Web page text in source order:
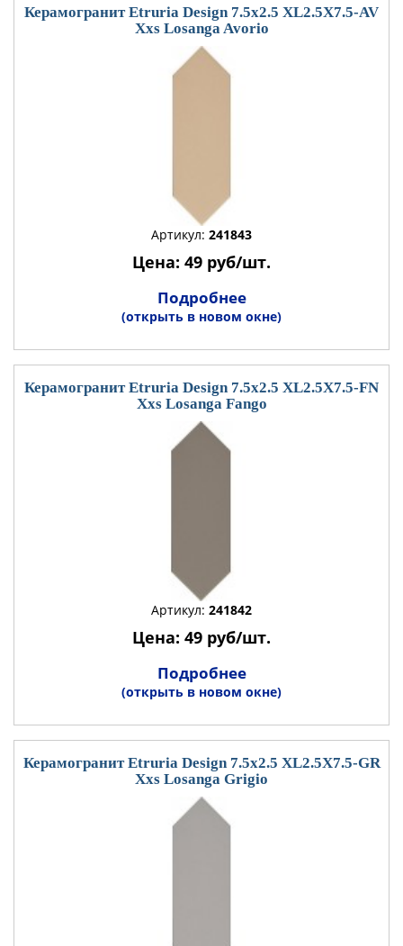
Керамогранит Etruria Design 7.5x2.5 XL2.5X7.5-AV
Xxs Losanga Avorio
Артикул: 241843
Цена: 49 руб/шт.
Подробнее
(открыть в новом окне)
Керамогранит Etruria Design 7.5x2.5 XL2.5X7.5-FN
Xxs Losanga Fango
Артикул: 241842
Цена: 49 руб/шт.
Подробнее
(открыть в новом окне)
Керамогранит Etruria Design 7.5x2.5 XL2.5X7.5-GR
Xxs Losanga Grigio